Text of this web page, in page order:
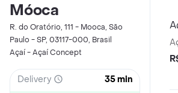
Móoca
R. do Oratório, 111 - Mooca, São
Paulo - SP, 03117-000, Brasil
Açaí - Açaí Concept
Delivery 35 min